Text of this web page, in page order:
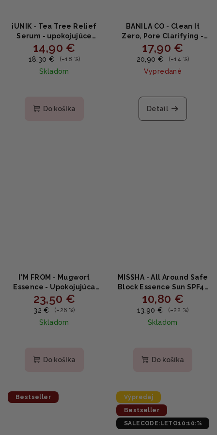
iUNIK - Tea Tree Relief
Serum - upokojujúce
sérum 50ml
14,90 €
18,30 € (–18 %)
Skladom
Do košíka
BANILA CO - Clean It
Zero, Pore Clarifying -
čistiaci a odličujúci
balzam na rozšírené póry
17,90 €
20,90 € (–14 %)
Vypredané
Detail
I'M FROM - Mugwort
Essence - Upokojujúca
pleťová esencia z paliny
150ml
23,50 €
32 € (–26 %)
Skladom
Do košíka
MISSHA - All Around Safe
Block Essence Sun SPF45
PA+++ - Ľahká esencia s
ochranným faktorom
10,80 €
13,90 € (–22 %)
Skladom
Do košíka
Bestseller
Výpredaj
Bestseller
SALECODE:LETO10:10:%